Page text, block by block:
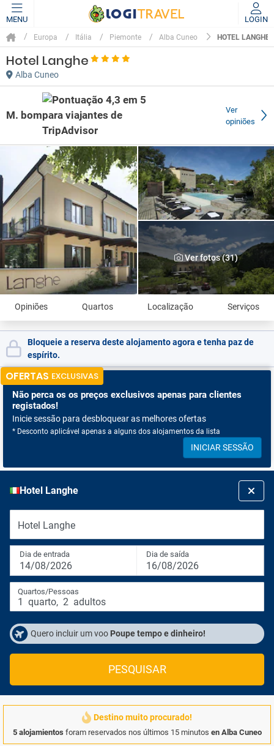
MENU LOGIN
Europa Itália Piemonte Alba Cuneo HOTEL LANGHE
Hotel Langhe
Alba Cuneo
M. bom
Ver
opiniões
Ver fotos (31)
Opiniões Quartos Localização Serviços
Bloqueie a reserva deste alojamento agora e tenha paz de
espírito.
OFERTAS EXCLUSIVAS
Não perca os os preços exclusivos apenas para clientes
registados!
Inicie sessão para desbloquear as melhores ofertas
* Desconto aplicável apenas a alguns dos alojamentos da lista
INICIAR SESSÃO
Hotel Langhe
Hotel Langhe
Dia de entrada
14/08/2026
Dia de saída
16/08/2026
Quartos/Pessoas
1 quarto, 2 adultos
Quero incluir um voo Poupe tempo e dinheiro!
PESQUISAR
Destino muito procurado!
5 alojamientos foram reservados nos últimos 15 minutos en Alba Cuneo